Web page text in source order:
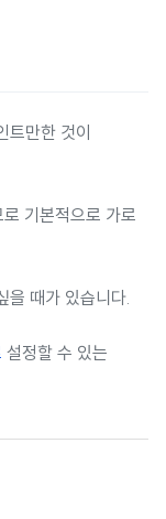
만한 것이
기본적으로 가로
을 때가 있습니다.
설정할 수 있는